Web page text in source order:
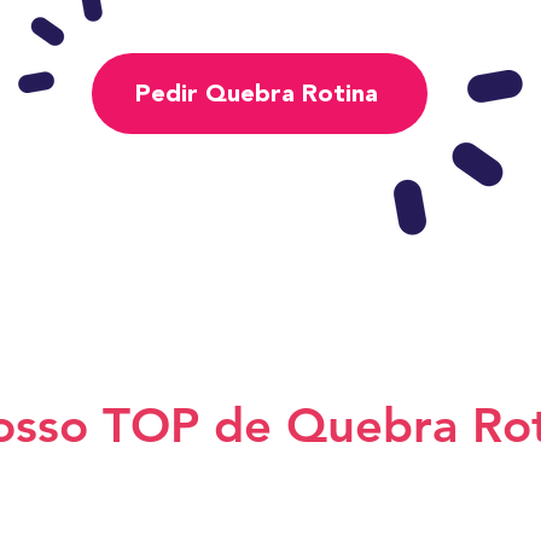
Pedir Quebra Rotina
TOP de Quebra